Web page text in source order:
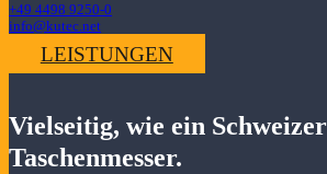
+49 4498 9250-0
info@kutec.net
LEISTUNGEN
Vielseitig, wie ein Schweizer
Taschenmesser.